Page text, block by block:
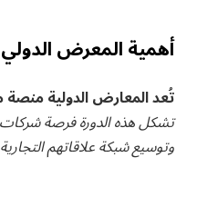
أهمية المعرض الدولي
تُعد ⁢المعارض الدولية‌ منصة
تشكل هذه ​الدورة فرصة شركات
وتوسيع شبكة علاقاتهم